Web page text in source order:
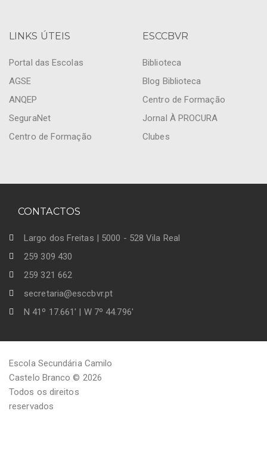
LINKS ÚTEIS
Portal das Escolas
AGSE
ANQEP
SeguraNet
Centro de Formação
ESCCBVR
Biblioteca
Blog Biblioteca
Centro de Formação
Jornal À PROCURA
Clubes
CONTACTOS
Largo dos Freitas | 5000 - 528 Vila Real
259 309 430
259 321 662
secretaria@esccbvr.pt
N 41º 17.661' | W 7º 44.796'
Escola Secundária Camilo
Castelo Branco © 2026
Todos os direitos
reservados